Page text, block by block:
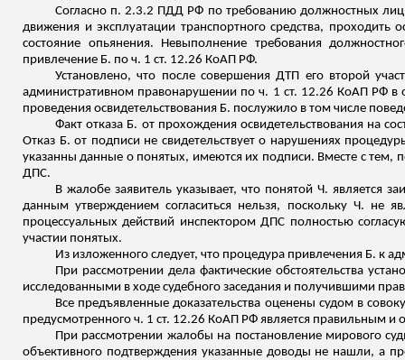
Согласно п. 2.3.2 ПДД РФ по требованию должностных
движения и эксплуатации транспортного средства, проходить
состояние опьянения. Невыполнение требования
привлечение Б. по ч. 1 ст. 12.26 КоАП РФ.
Установлено, что после совершения ДТП его второй
административном правонарушении по ч. 1 ст. 12.26 КоАП РФ
проведения освидетельствования Б. послужило в том числе
Факт отказа Б. от прохождения освидетельствования на
Отказ Б. от подписи не свидетельствует о нарушениях
указанны данные о понятых, имеются их подписи. Вместе с тем,
ДПС.
В жалобе заявитель указывает, что понятой Ч. является
данным утверждением согласиться нельзя, поскольку Ч. не
процессуальных действий инспектором ДПС полностью
участии понятых.
Из изложенного следует, что процедура привлечения Б. к
При рассмотрении дела фактические обстоятельства
исследованными в ходе судебного заседания и получившими
Все предъявленные доказательства оценены судом в
предусмотренного ч. 1 ст. 12.26 КоАП РФ является правильным и
При рассмотрении жалобы на постановление мирового
объективного подтверждения указанные доводы не нашли, а